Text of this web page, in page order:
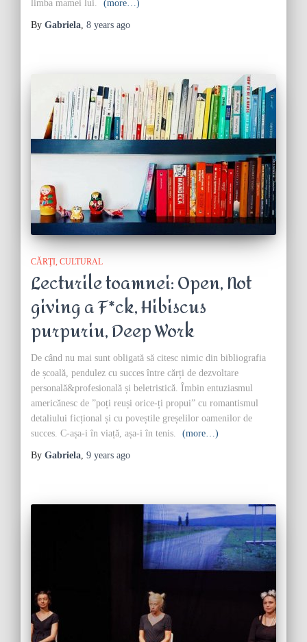
limba mamei lui.
(more…)
By Gabriela, 8 years ago
CĂRŢI CULTURAL
Lecturile toamnei: Open, Not
giving a F*ck, Hibiscus
purpuriu, Deep Work
De când nu mai sunt obligată să citesc nimic din bibliografia
de școală, pendulez cu succes între cărți de dezvoltare
personală&profesională și beletristică. Îmbin entuziasmul
americănesc de ”poți reuși orice-ți propui” cu romantismul
detaliului ficțional și cu poveștile greșelilor oamenilor de
succes. C-așa-i în viață, așa-i în tenis.
(more…)
By Gabriela, 9 years ago